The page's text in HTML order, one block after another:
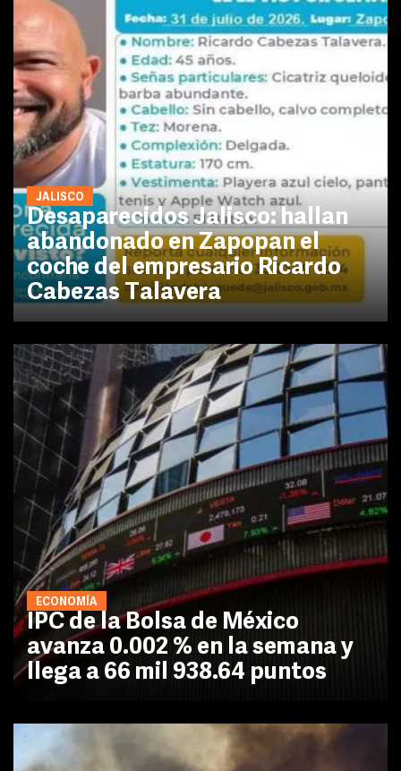
JALISCO
Desaparecidos Jalisco: hallan
abandonado en Zapopan el
coche del empresario Ricardo
Cabezas Talavera
ECONOMÍA
IPC de la Bolsa de México
avanza 0.002 % en la semana y
llega a 66 mil 938.64 puntos